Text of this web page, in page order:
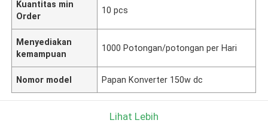
Kuantitas min
Order
10 pcs
Menyediakan
kemampuan
1000 Potongan/potongan per Hari
Nomor model Papan Konverter 150w dc
Lihat Lebih